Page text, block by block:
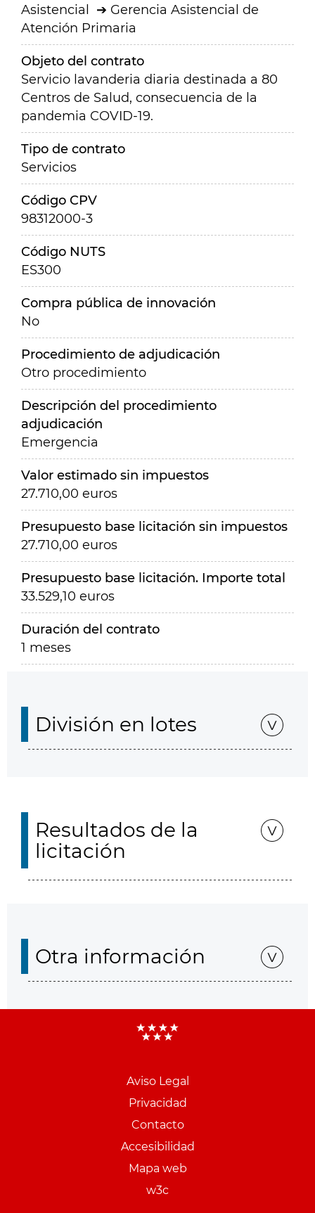
Asistencial
Gerencia Asistencial de
Atención Primaria
Objeto del contrato
Servicio lavanderia diaria destinada a 80
Centros de Salud, consecuencia de la
pandemia COVID-19.
Tipo de contrato
Servicios
Código CPV
98312000-3
Código NUTS
ES300
Compra pública de innovación
No
Procedimiento de adjudicación
Otro procedimiento
Descripción del procedimiento
adjudicación
Emergencia
Valor estimado sin impuestos
27.710,00 euros
Presupuesto base licitación sin impuestos
27.710,00 euros
Presupuesto base licitación. Importe total
33.529,10 euros
Duración del contrato
1 meses
División en lotes
Resultados de la
licitación
Otra información
Aviso Legal
Privacidad
Contacto
Accesibilidad
Mapa web
w3c